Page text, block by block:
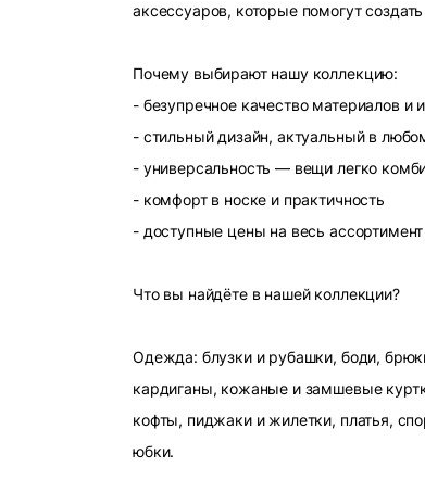
аксессуаров, которые помогут
Почему выбирают нашу коллекцию:
- безупречное качество материалов и
- стильный дизайн, актуальный в
- универсальность — вещи легко
- комфорт в носке и практичность
- доступные цены на весь ассортимент
Что вы найдёте в нашей коллекции?
Одежда: блузки и рубашки, боди,
кардиганы, кожаные и замшевые
кофты, пиджаки и жилетки, платья,
юбки.